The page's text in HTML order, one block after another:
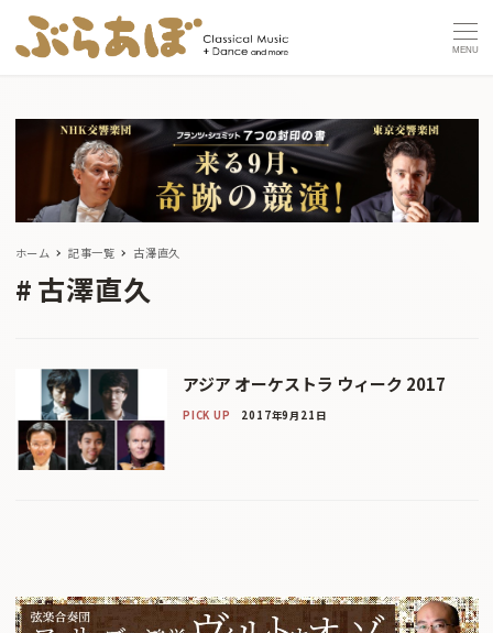
MENU
ホーム 記事一覧 古澤直久
古澤直久
アジア オーケストラ ウィーク 2017
PICK UP 2017年9月21日